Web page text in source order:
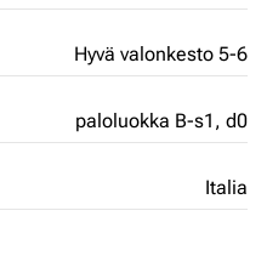
Hyvä valonkesto 5-6
paloluokka B-s1, d0
Italia